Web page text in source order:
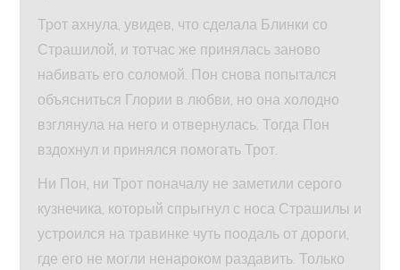
Трот ахнула, увидев, что сделала Блинки со
Страшилой, и тотчас же принялась заново
набивать его соломой. Пон снова попытался
объясниться Глории в любви, но она холодно
взглянула на него и отвернулась. Тогда Пон
вздохнул и принялся помогать Трот.
Ни Пон, ни Трот поначалу не заметили серого
кузнечика, который спрыгнул с носа Страшилы и
устроился на травинке чуть поодаль от дороги,
где его не могли ненароком раздавить. Только